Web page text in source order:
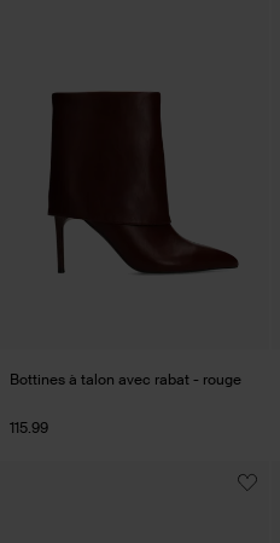
Bottines à talon avec rabat - rouge
115.99